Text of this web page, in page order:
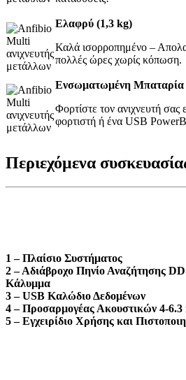
Ελαφρύ (1,3 kg)
Καλά ισορροπημένο –
πολλές ώρες χωρίς κόπωση.
Ενσωματωμένη Μπαταρία
Φορτίστε τον ανιχνευτή
φορτιστή ή ένα USB
Περιεχόμενα
1 – Πλαίσιο Συστήματος
2 – Αδιάβροχο Πηνίο Αναζήτησης
Κάλυμμα
3 – USB Καλώδιο Δεδομένων
4 – Προσαρμογέας Ακουστικών 4-6.3
5 – Εγχειρίδιο Χρήσης και